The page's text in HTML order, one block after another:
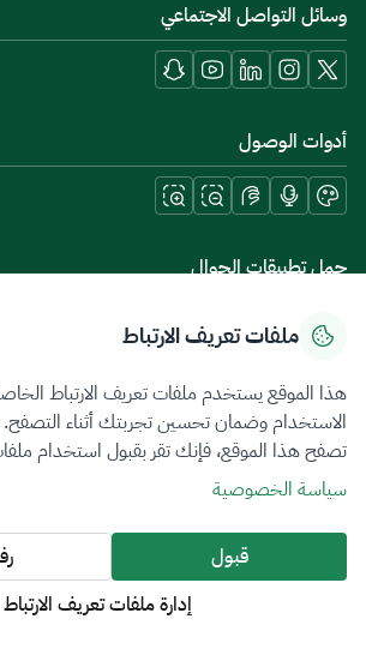
وسائل التواصل الاجتماعي
أدوات الوصول
حمل تطبيقات الجوال
سياسة الخصوصيةشروط الاستخدامخريطة الموقع
جميع الحقوق محفوظة 2026 © ZATCA.GOV.SA
تم تطويره وصيانته بواسطة هيئة الزكاة والضريبة والجمارك
آخر تحديث للموقع في
ملفات تعريف الارتباط
هذا الموقع يستخدم ملفات تعريف الارتباط
الاستخدام وضمان تحسين تجربتك أثناء التصفح.
تصفح هذا الموقع، فإنك تقر بقبول استخدام
سياسة الخصوصية
قبول
إدارة ملفات تعريف الارتباط